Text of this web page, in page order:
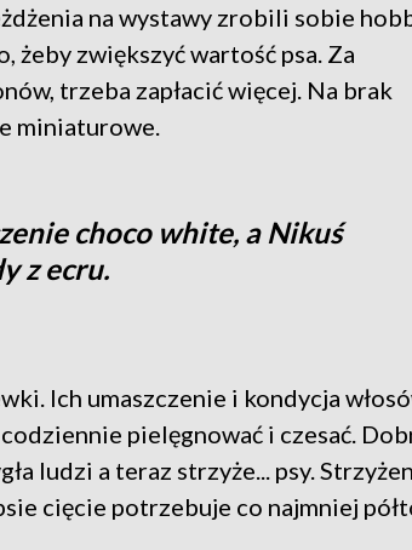
na wystawy zrobili sobie
żeby zwiększyć wartość psa. Za
trzeba zapłacić więcej. Na brak
miniaturowe.
choco white, a Nikuś
z ecru.
Ich umaszczenie i kondycja
pielęgnować i czesać.
ludzi a teraz strzyże... psy.
cięcie potrzebuje co najmniej